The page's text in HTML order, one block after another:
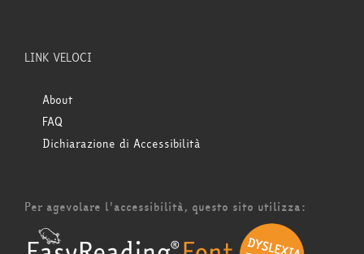
LINK VELOCI
About
FAQ
Dichiarazione di Accessibilità
Per agevolare l'accessibilità, questo sito utilizza: